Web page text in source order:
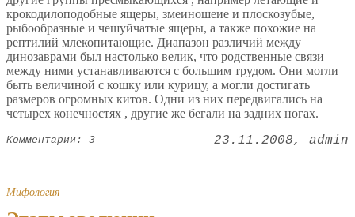
крокодилоподобные ящеры, змеиношеие и плоскозубые,
рыбообразные и чешуйчатые ящеры, а также похожие на
рептилий млекопитающие. Диапазон различий между
динозаврами был настолько велик, что родственные связи
между ними устанавливаются с большим трудом. Они могли
быть величиной с кошку или курицу, а могли достигать
размеров огромных китов. Одни из них передвигались на
четырех конечностях , другие же бегали на задних ногах.
Комментарии: 3 23.11.2008 admin
Мифология